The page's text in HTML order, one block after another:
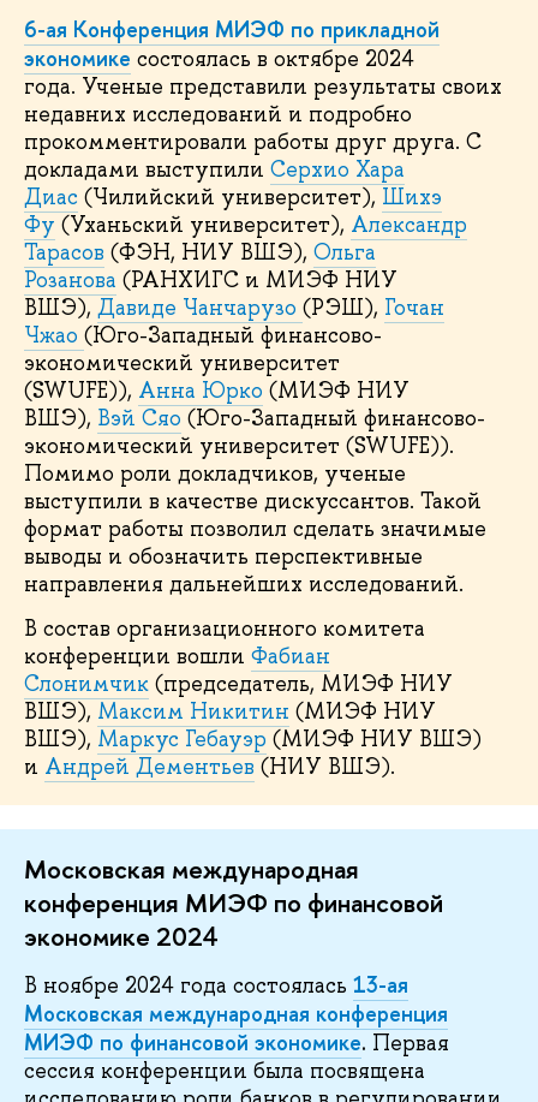
6-ая Конференция МИЭФ по прикладной
экономике состоялась в октябре 2024
года. Ученые представили результаты своих
недавних исследований и подробно
прокомментировали работы друг друга. С
докладами выступили Серхио Хара
Диас (Чилийский университет), Шихэ
Фу (Уханьский университет), Александр
Тарасов (ФЭН, НИУ ВШЭ), Ольга
Розанова (РАНХИГС и МИЭФ НИУ
ВШЭ), Давиде Чанчарузо (РЭШ), Гочан
Чжао (Юго-Западный финансово-
экономический университет
(SWUFE)), Анна Юрко (МИЭФ НИУ
ВШЭ), Вэй Сяо (Юго-Западный финансово-
экономический университет (SWUFE)).
Помимо роли докладчиков, ученые
выступили в качестве дискуссантов. Такой
формат работы позволил сделать значимые
выводы и обозначить перспективные
направления дальнейших исследований.
В состав организационного комитета
конференции вошли Фабиан
Слонимчик (председатель, МИЭФ НИУ
ВШЭ), Максим Никитин (МИЭФ НИУ
ВШЭ), Маркус Гебауэр (МИЭФ НИУ ВШЭ)
и Андрей Дементьев (НИУ ВШЭ).
Московская международная
конференция МИЭФ по финансовой
экономике 2024
В ноябре 2024 года состоялась 13-ая
Московская международная конференция
МИЭФ по финансовой экономике. Первая
сессия конференции была посвящена